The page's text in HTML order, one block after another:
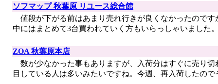
ソフマップ 秋葉原 リユース総合館
値段が下がる前はあまり売れ行きが良くなかったので
中にはまとめて3台買われていく方もいらっしゃいました
ZOA 秋葉原本店
数が少なかった事もありますが、入荷分はすぐに売り
目している人は多いみたいですね。今週、再入荷したの